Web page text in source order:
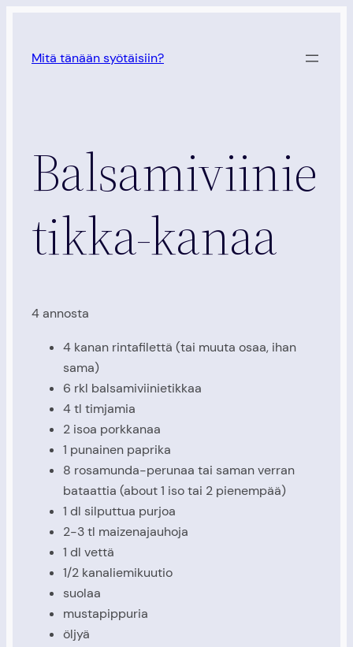
Mitä tänään syötäisiin?
Balsamiviinie
tikka-kanaa
4 annosta
4 kanan rintafilettä (tai muuta osaa, ihan
sama)
6 rkl balsamiviinietikkaa
4 tl timjamia
2 isoa porkkanaa
1 punainen paprika
8 rosamunda-perunaa tai saman verran
bataattia (about 1 iso tai 2 pienempää)
1 dl silputtua purjoa
2-3 tl maizenajauhoja
1 dl vettä
1/2 kanaliemikuutio
suolaa
mustapippuria
öljyä